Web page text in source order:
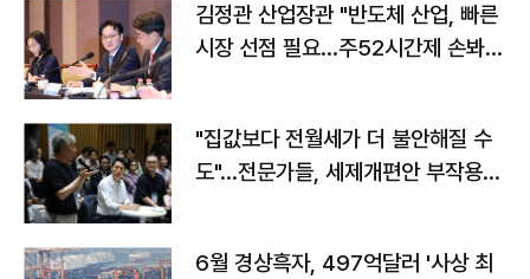
김정관 산업장관 "반도체 산업, 빠른
시장 선점 필요…주52시간제 손봐
"집값보다 전월세가 더 불안해질 수
도"…전문가들, 세제개편안 부작용
6월 경상흑자, 497억달러 '사상 최